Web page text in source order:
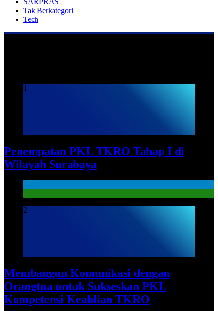
SARPRAS
Tak Berkategori
Tech
1
Penempatan PKL TKRO Tahap I di
Wilayah Surabaya
2
Membangun Komunikasi dengan
Orangtua untuk Sukseskan PKL
Kompetensi Keahlian TKRO